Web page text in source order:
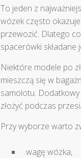
To jeden z
wózek często
przewozić. Dlatego
spacerówki składane
Niektóre modele po
mieszczą się w
samolotu. Dodatkowy
złożyć podczas
Przy wyborze warto
wagę wózka,